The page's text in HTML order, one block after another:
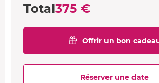
Total375 €
Offrir un bon
Réserver une date